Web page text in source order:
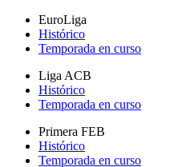
EuroLiga
Histórico
Temporada en curso
Liga ACB
Histórico
Temporada en curso
Primera FEB
Histórico
Temporada en curso